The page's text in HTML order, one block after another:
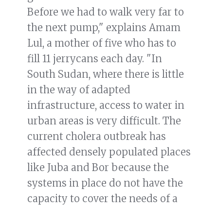
Before we had to walk very far to
the next pump," explains Amam
Lul, a mother of five who has to
fill 11 jerrycans each day. "In
South Sudan, where there is little
in the way of adapted
infrastructure, access to water in
urban areas is very difficult. The
current cholera outbreak has
affected densely populated places
like Juba and Bor because the
systems in place do not have the
capacity to cover the needs of a